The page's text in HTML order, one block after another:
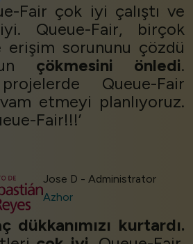
Fair çok iyi çalıştı ve
Queue-Fair, birçok
erişim sorununu çözdü
çökmesini önledi.
Queue-Fair
etmeyi planlıyoruz.
Fair!!!’
Jose D - Administrator
Azhor
dükkanımızı kurtardı.